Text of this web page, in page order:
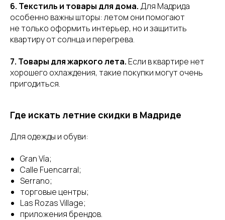
6. Текстиль и товары для дома. Для Мадрида
особенно важны шторы: летом они помогают
не только оформить интерьер, но и защитить
квартиру от солнца и перегрева.
7. Товары для жаркого лета. Если в квартире нет
хорошего охлаждения, такие покупки могут очень
пригодиться.
Где искать летние скидки в Мадриде
Для одежды и обуви:
Gran Vía;
Calle Fuencarral;
Serrano;
торговые центры;
Las Rozas Village;
приложения брендов.